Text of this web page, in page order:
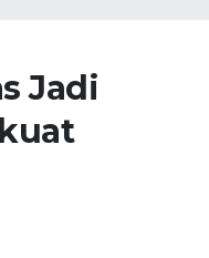
Jadi